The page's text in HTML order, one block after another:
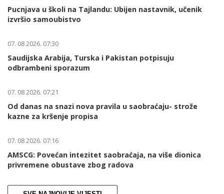
Pucnjava u školi na Tajlandu: Ubijen nastavnik, učenik
izvršio samoubistvo
07. 08 2026. 07:30
Saudijska Arabija, Turska i Pakistan potpisuju
odbrambeni sporazum
07. 08 2026. 07:21
Od danas na snazi nova pravila u saobraćaju- strože
kazne za kršenje propisa
07. 08 2026. 07:16
AMSCG: Povećan intezitet saobraćaja, na više dionica
privremene obustave zbog radova